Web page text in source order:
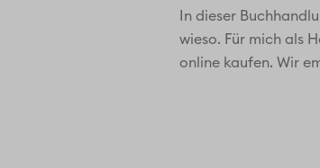
In dieser
wieso. Für mich als
online kaufen. Wir